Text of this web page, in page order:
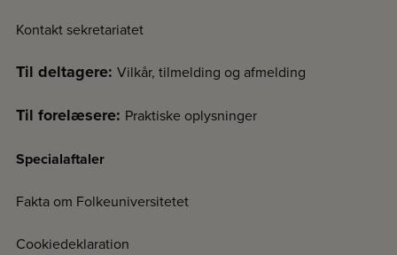
Kontakt sekretariatet
Til deltagere: Vilkår, tilmelding og afmelding
Til forelæsere: Praktiske oplysninger
Specialaftaler
Fakta om Folkeuniversitetet
Cookiedeklaration